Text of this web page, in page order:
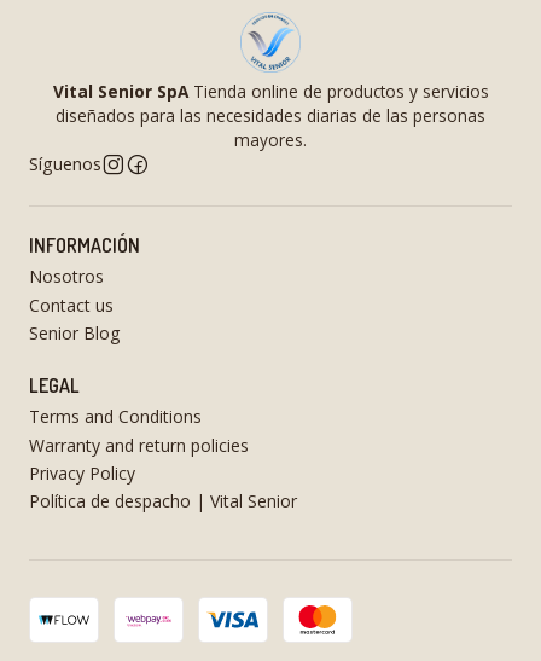
Vital Senior SpATienda online de productos y servicios
diseñados para las necesidades diarias de las personas
mayores.
Síguenos
INFORMACIÓN
Nosotros
Contact us
Senior Blog
LEGAL
Terms and Conditions
Warranty and return policies
Privacy Policy
Política de despacho | Vital Senior